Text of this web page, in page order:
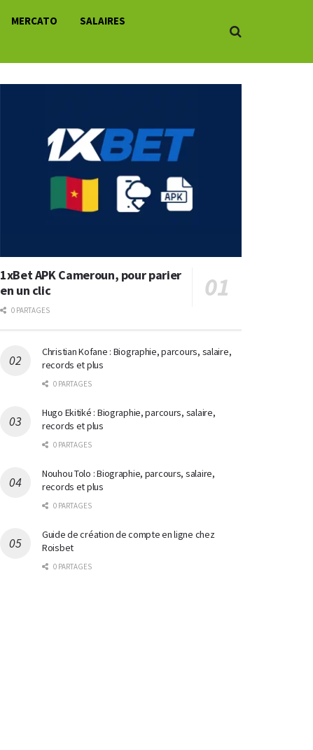
MERCATO
SALAIRES
1xBet APK Cameroun, pour parier
en un clic
0 PARTAGES
Christian Kofane : Biographie, parcours, salaire,
records et plus
0 PARTAGES
Hugo Ekitiké : Biographie, parcours, salaire,
records et plus
0 PARTAGES
Nouhou Tolo : Biographie, parcours, salaire,
records et plus
0 PARTAGES
Guide de création de compte en ligne chez
Roisbet
0 PARTAGES